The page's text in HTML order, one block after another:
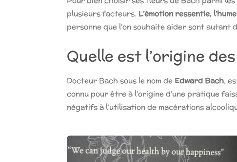
plusieurs facteurs. L’émotion ressentie,
personne que l’on souhaite aider sont
Quelle est l’origine
Docteur Bach sous le nom de Edward Bach,
connu pour être à l’origine d’une pratique
négatifs à l’utilisation de macérations